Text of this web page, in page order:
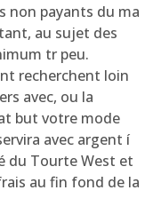
non payants du ma
au sujet des
tr peu.
recherchent loin
avec, ou la
but votre mode
avec argent í
du Tourte West et
au fin fond de la